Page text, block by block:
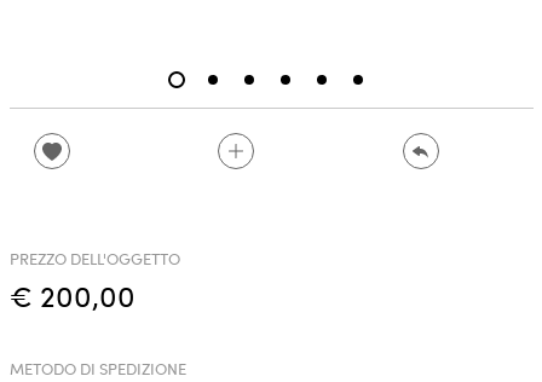
PREZZO DELL'OGGETTO
€ 200,00
METODO DI SPEDIZIONE